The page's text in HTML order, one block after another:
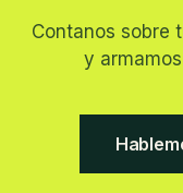
Contanos sobre
y